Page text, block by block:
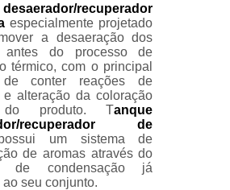
recuperador
especialmente projetado
a desaeração dos
antes do processo de
térmico, com o principal
de conter reações de
e alteração da coloração
do produto. Tanque
recuperador de
um sistema de
de aromas através do
de condensação já
ao seu conjunto.